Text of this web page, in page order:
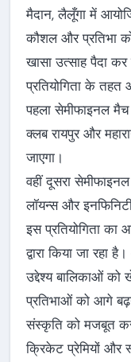
मैदान, लैलूँगा में
कौशल और प्रतिभा
खासा उत्साह पैदा कर
प्रतियोगिता के
पहला सेमीफाइनल
क्लब रायपुर और
जाएगा।
वहीं दूसरा
लॉयन्स और
इस प्रतियोगिता का
द्वारा किया जा
उद्देश्य बालिकाओं को
प्रतिभाओं को आगे
संस्कृति को मजबूत
क्रिकेट प्रेमियों और